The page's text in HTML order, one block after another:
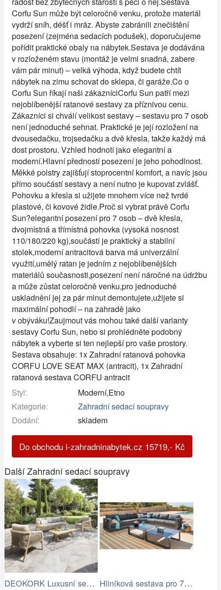
Corfu Sun může být celoročně venku, protože materiál
vydrží sníh, déšť i mráz. Abyste zabránili znečištění
posezení (zejména sedacích podušek), doporučujeme
pořídit praktické obaly na nábytek.Sestava je dodávána
v rozloženém stavu (montáž je velmi snadná, zabere
vám pár minut) – velká výhoda, když budete chtít
nábytek na zimu schovat do sklepa, či garáže.Co o
Corfu Sun říkají naši zákazníciCorfu Sun patří mezi
nejoblíbenější ratanové sestavy za příznivou cenu.
Zákazníci si chválí velikost sestavy – sestavu pro 7 osob
není jednoduché sehnat. Praktické je její rozložení na
dvousedačku, trojsedačku a dvě křesla, takže každý má
dost prostoru. Vzhled hodnotí jako elegantní a
moderní.Hlavní předností posezení je jeho pohodlnost.
Měkké polstry zajišťují stoprocentní komfort, a navíc jsou
přímo součástí sestavy a není nutno je kupovat zvlášť.
Pohovku a křesla si užijete mnohem více než tvrdé
plastové, či kovové židle.Proč si vybrat právě Corfu
Sun?elegantní posezení pro 7 osob – dvě křesla,
dvojmístná a třímístná pohovka (vysoká nosnost
110/180/220 kg),součástí je praktický a stabilní
stolek,moderní antracitová barva má univerzální
využití,umělý ratan je jedním z nejoblíbenějších
materiálů současnosti,posezení není náročné na údržbu
a může zůstat celoročně venku,pro jednoduché
uskladnění jej za pár minut demontujete,užijete si
maximální pohodlí – na zahradě jako
v obýváku!Zaujmout vás mohou také další varianty
sestavy Corfu Sun, nebo si prohlédněte podobný
nábytek a vyberte si ten nejlepší pro vaše prostory.
Sestava obsahuje: 1x Zahradní ratanová pohovka
CORFU LOVE SEAT MAX (antracit), 1x Zahradní
ratanová sestava CORFU antracit
Styl:
Moderní,Etno
Kategorie:
Zahradní sedací soupravy
Dodání:
skladem
Do obchodu i-zahradninabytek.cz 15719,- Kč
Další Zahradní sedací soupravy
DEOKORK Luxusní sestava z akácie… Hliníková sestava pro 7 osob MADRID …